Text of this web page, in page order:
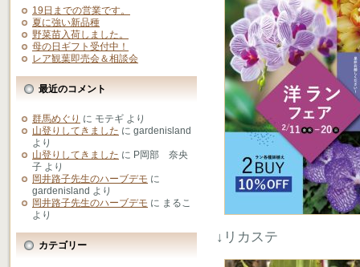
19日までの営業です。
夏に強い新品種
野菜苗入荷しました。
母の日ギフト受付中！
レア観葉即売会＆相談会
最近のコメント
群馬めぐり に モテギ より
山登りしてきました に gardenisland
より
山登りしてきました に P岡部 奈央
子 より
岡井路子先生のハーブデモ に
gardenisland より
岡井路子先生のハーブデモ に まるこ
より
カテゴリー
↓リカステ